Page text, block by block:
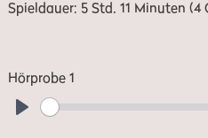
Spieldauer: 5 Std. 11 Minuten
Hörprobe 1